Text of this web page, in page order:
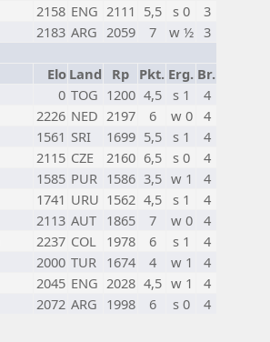
2158 ENG 2111 5,5 s 0
3
2183 ARG 2059 7 w ½ 3
Elo Land Rp Pkt. Erg. Br.
0 TOG 1200 4,5 s 1
4
2226 NED 2197 6 w 0
4
1561 SRI 1699 5,5 s 1
4
2115 CZE 2160 6,5 s 0
4
1585 PUR 1586 3,5 w 1
4
1741 URU 1562 4,5 s 1
4
2113 AUT 1865 7 w 0
4
2237 COL 1978 6 s 1
4
2000 TUR 1674 4 w 1
4
2045 ENG 2028 4,5 w 1
4
2072 ARG 1998 6 s 0 4